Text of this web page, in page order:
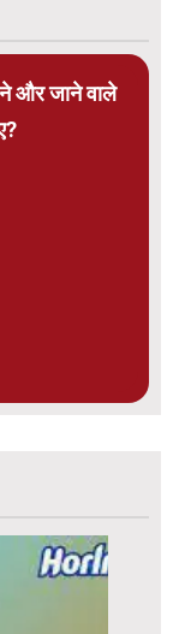
और जाने वाले